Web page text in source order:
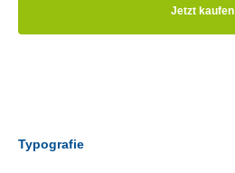
Jetzt kaufen
Typografie